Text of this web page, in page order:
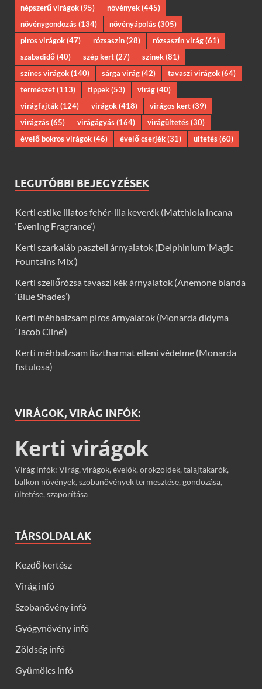
népszerű virágok(95) növények(445)
növénygondozás(134) növényápolás(305)
piros virágok(47) rózsaszín(28) rózsaszín virág(61)
szabadidő(40) szép kert(27) színek(81)
színes virágok(140) sárga virág(42) tavaszi virágok(64)
természet(113) tippek(53) virág(40)
virágfajták(124) virágok(418) virágos kert(39)
virágzás(65) virágágyás(164) virágültetés(30)
évelő bokros virágok(46) évelő cserjék(31) ültetés(60)
LEGUTÓBBI BEJEGYZÉSEK
Kerti estike illatos fehér-lila keverék (Matthiola incana
‘Evening Fragrance’)
Kerti szarkaláb pasztell árnyalatok (Delphinium ‘Magic
Fountains Mix’)
Kerti szellőrózsa tavaszi kék árnyalatok (Anemone blanda
‘Blue Shades’)
Kerti méhbalzsam piros árnyalatok (Monarda didyma
‘Jacob Cline’)
Kerti méhbalzsam lisztharmat elleni védelme (Monarda
fistulosa)
VIRÁGOK, VIRÁG INFÓK:
Kerti virágok
Virág infók: Virág, virágok, évelők, örökzöldek, talajtakarók,
balkon növények, szobanövények termesztése, gondozása,
ültetése, szaporítása
TÁRSOLDALAK
Kezdő kertész
Virág infó
Szobanövény infó
Gyógynövény infó
Zöldség infó
Gyümölcs infó